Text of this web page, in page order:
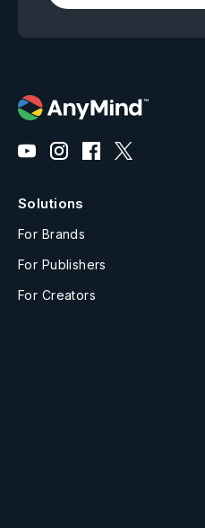
Solutions
For Brands
For Publishers
For Creators